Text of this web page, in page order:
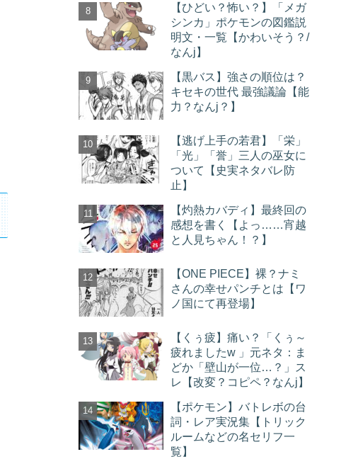
【ひどい？怖い？】「メガ
シンカ」ポケモンの図鑑説
明文・一覧【かわいそう？/
なんj】
【黒バス】強さの順位は？
キセキの世代 最強議論【能
力？なんj？】
【逃げ上手の若君】「栄」
「光」「誉」三人の巫女に
ついて【史実ネタバレ防
止】
【灼熱カバディ】最終回の
感想を書く【よっ……宵越
と人見ちゃん！？】
【ONE PIECE】裸？ナミ
さんの幸せパンチとは【ワ
ノ国にて再登場】
【くぅ疲】痛い？「くぅ～
疲れましたw 」元ネタ：ま
どか「壁山が一位…？」ス
レ【改変？コピペ？なんj】
【ポケモン】バトレボの台
詞・レア実況集【トリック
ルームなどの名セリフ一
覧】